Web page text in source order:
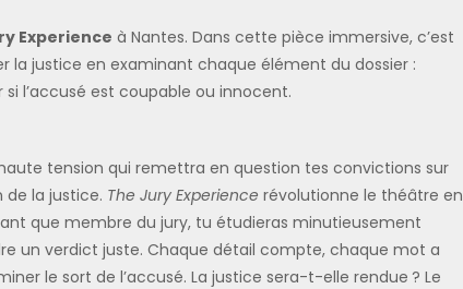
Experience à Nantes. Dans cette pièce immersive, c’est
la justice en examinant chaque élément du dossier :
l’accusé est coupable ou innocent.
tension qui remettra en question tes convictions sur
de la justice. The Jury Experience révolutionne le théâtre en
que membre du jury, tu étudieras minutieusement
un verdict juste. Chaque détail compte, chaque mot a
le sort de l’accusé. La justice sera-t-elle rendue ? Le